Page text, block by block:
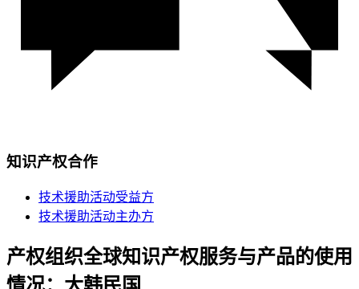
知识产权合作
技术援助活动受益方
技术援助活动主办方
产权组织全球知识产权服务与产品的使用